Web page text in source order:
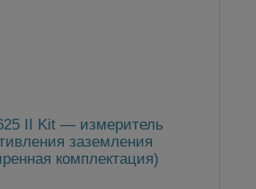
II Kit — измеритель
заземления
комплектация)